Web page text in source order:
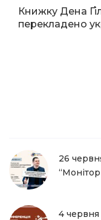
Книжку Дена
перекладено
26
4 червня